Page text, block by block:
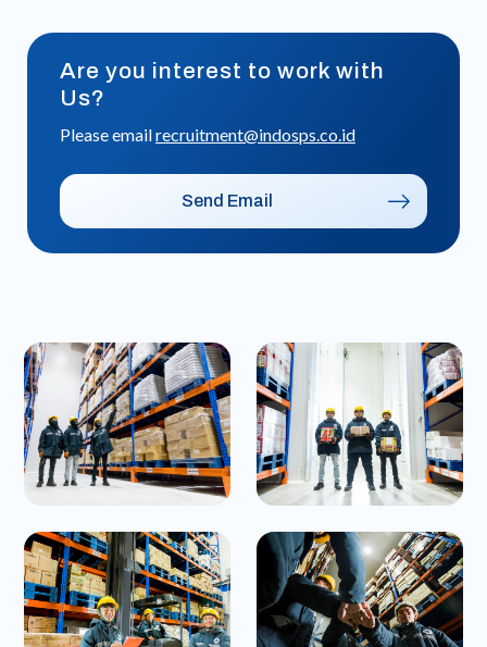
Are you interest to work with
Us?
Please emailrecruitment@indosps.co.id
Send Email